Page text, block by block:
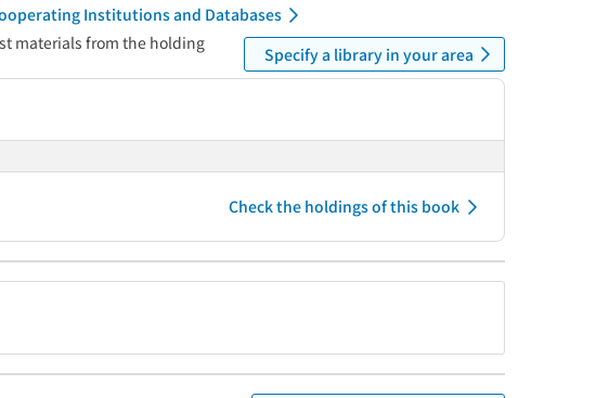
Institutions and Databases
materials from the holding
Specify a library in your area
Check the holdings of this book